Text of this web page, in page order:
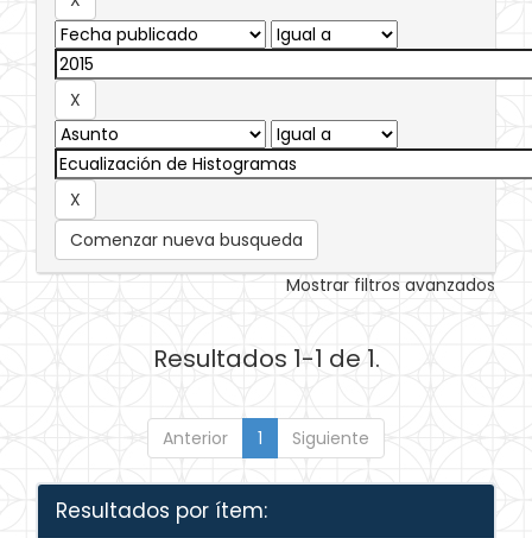
Comenzar nueva busqueda
Mostrar filtros avanzados
Resultados 1-1 de 1.
Anterior 1 Siguiente
Resultados por ítem: